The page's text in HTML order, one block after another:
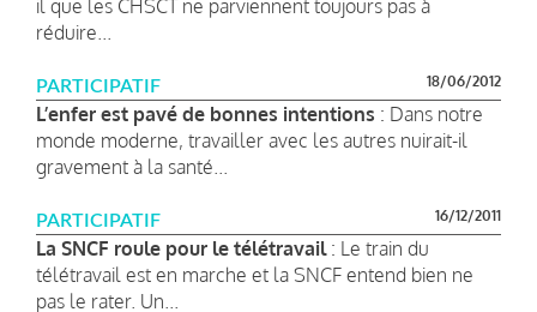
il que les CHSCT ne parviennent toujours pas à
réduire...
PARTICIPATIF 18/06/2012
L’enfer est pavé de bonnes intentions : Dans notre
monde moderne, travailler avec les autres nuirait-il
gravement à la santé...
PARTICIPATIF 16/12/2011
La SNCF roule pour le télétravail: Le train du
télétravail est en marche et la SNCF entend bien ne
pas le rater. Un...